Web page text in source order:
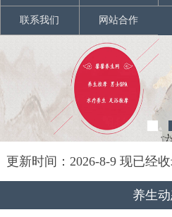
联系我们 网站合作
更新时间：2026-8-9 现已经
信息
养生